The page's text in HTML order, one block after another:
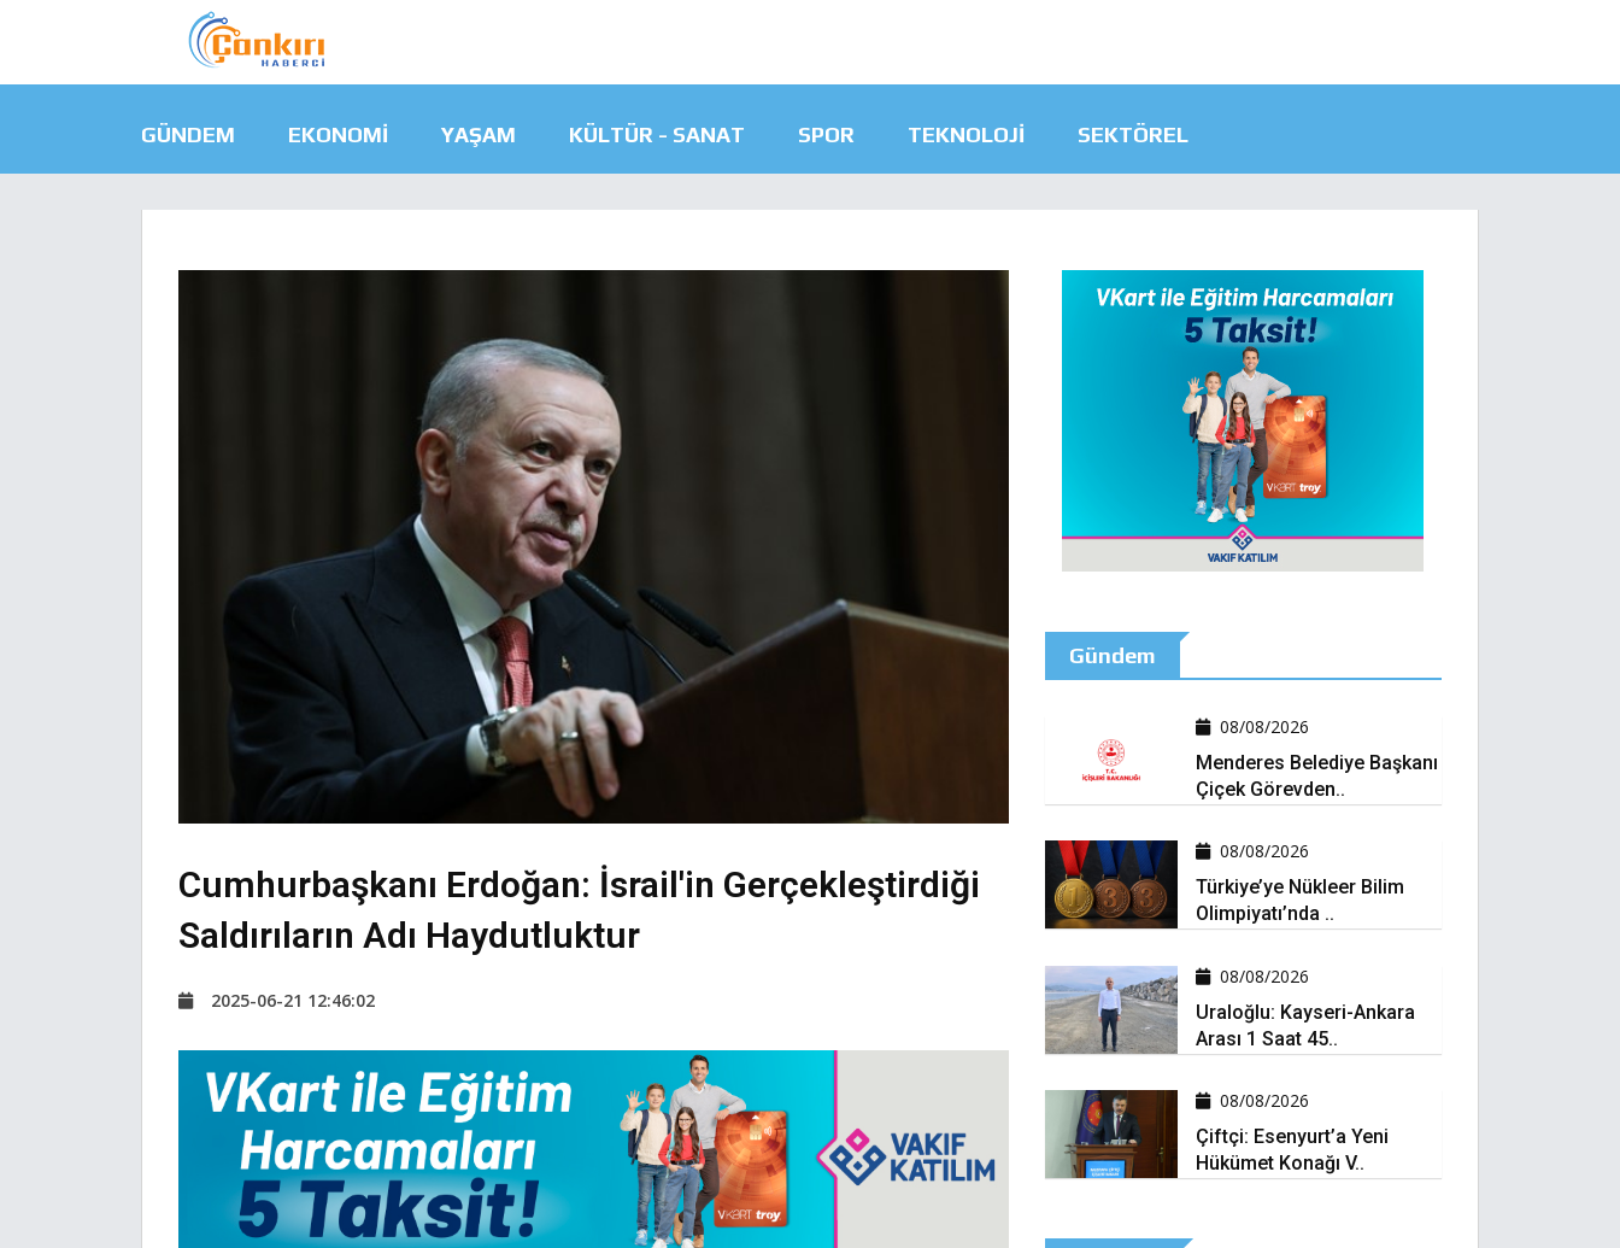
GÜNDEM EKONOMI YAŞAM KÜLTÜR - SANAT SPOR TEKNOLOJI SEKTÖREL
Cumhurbaşkanı Erdoğan: İsrail'in Gerçekleştirdiği
Saldırıların Adı Haydutluktur
2025-06-21 12:46:02
Gündem
08/08/2026
Menderes Belediye Başkanı
Çiçek Görevden..
08/08/2026
Türkiye’ye Nükleer Bilim
Olimpiyatı’nda ..
08/08/2026
Uraloğlu: Kayseri-Ankara
Arası 1 Saat 45..
08/08/2026
Çiftçi: Esenyurt’a Yeni
Hükümet Konağı V..